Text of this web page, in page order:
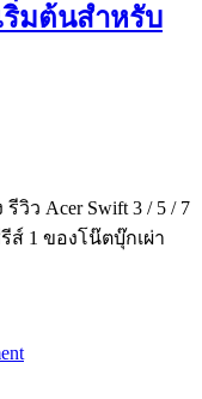
ริ่มต้นสำหรับ
ว Acer Swift 3 / 5 / 7
ส์ 1 ของโน๊ตบุ๊กเผ่า